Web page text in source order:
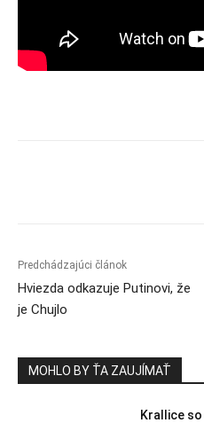
Predchádzajúci článok
Hviezda odkazuje Putinovi, že
je Chujlo
MOHLO BY ŤA ZAUJÍMAŤ
Krallice